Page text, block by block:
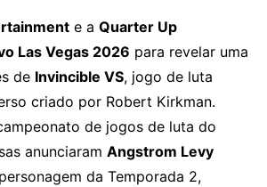
e a Quarter Up
Las Vegas 2026 para revelar uma
de Invincible VS, jogo de luta
criado por Robert Kirkman.
de jogos de luta do
anunciaram Angstrom Levy
da Temporada 2,